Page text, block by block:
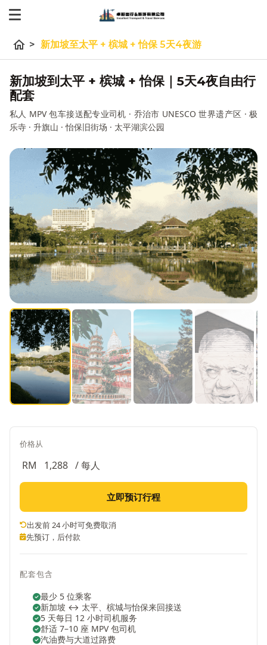
home > 新加坡至太平 + 槟城 + 怡保 5天4夜游
新加坡到太平 + 槟城 + 怡保｜5天4夜自由行
配套
私人 MPV 包车接送配专业司机 · 乔治市 UNESCO 世界遗产区 · 极
乐寺 · 升旗山 · 怡保旧街场 · 太平湖滨公园
价格从
RM 1,288 / 每人
立即预订行程
出发前 24 小时可免费取消
先预订，后付款
配套包含
最少 5 位乘客
新加坡 ↔ 太平、槟城与怡保来回接送
5 天每日 12 小时司机服务
舒适 7–10 座 MPV 包司机
汽油费与大道过路费